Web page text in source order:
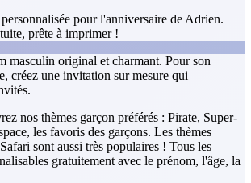
pour l'anniversaire de Adrien.
prête à imprimer !
masculin original et charmant. Pour son
créez une invitation sur mesure qui
nos thèmes garçon préférés : Pirate, Super-
les favoris des garçons. Les thèmes
sont aussi très populaires ! Tous les
gratuitement avec le prénom, l'âge, la